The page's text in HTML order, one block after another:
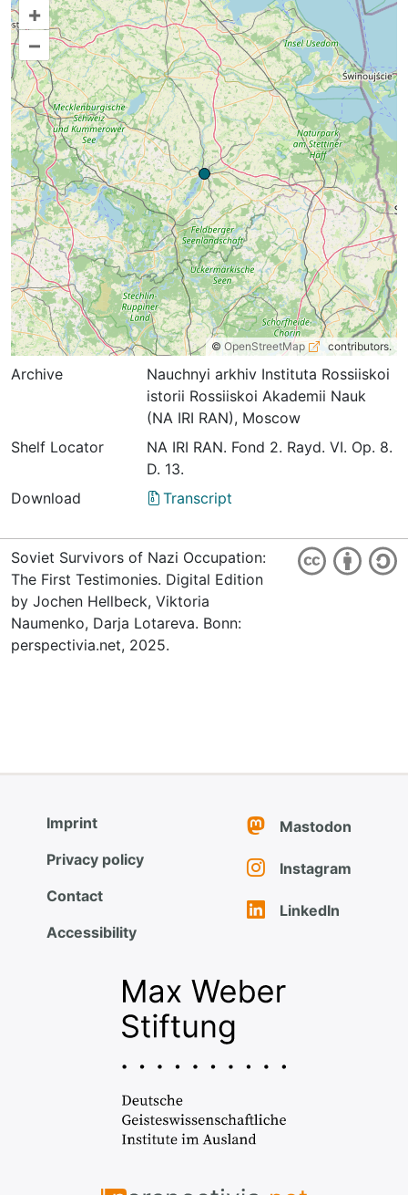
+
–
© OpenStreetMap contributors.
Archive
Nauchnyi arkhiv Instituta Rossiiskoi
istorii Rossiiskoi Akademii Nauk
(NA IRI RAN), Moscow
Shelf Locator
NА IRI RAN. Fond 2. Rayd. VI. Op. 8.
D. 13.
Download
Transcript
Soviet Survivors of Nazi Occupation:
The First Testimonies. Digital Edition
by Jochen Hellbeck, Viktoria
Naumenko, Darja Lotareva. Bonn:
perspectivia.net, 2025.
Imprint
Privacy policy
Contact
Accessibility
Mastodon
Instagram
LinkedIn